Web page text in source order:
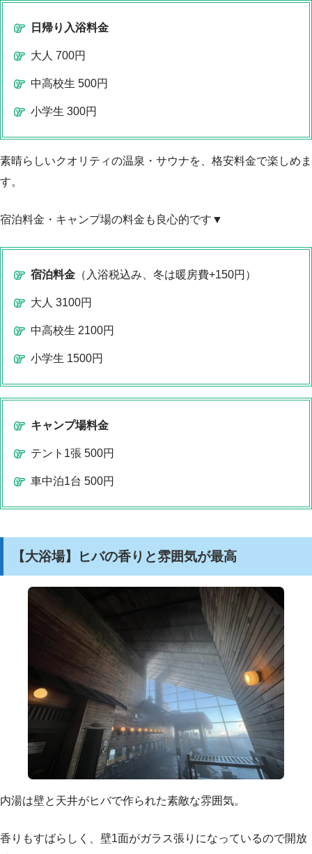
日帰り入浴料金
大人 700円
中高校生 500円
小学生 300円
素晴らしいクオリティの温泉・サウナを、格安料金で楽しめま
す。
宿泊料金・キャンプ場の料金も良心的です▼
宿泊料金 （入浴税込み、冬は暖房費+150円）
大人 3100円
中高校生 2100円
小学生 1500円
キャンプ場料金
テント1張 500円
車中泊1台 500円
【大浴場】ヒバの香りと雰囲気が最高
内湯は壁と天井がヒバで作られた素敵な雰囲気。
香りもすばらしく、壁1面がガラス張りになっているので開放